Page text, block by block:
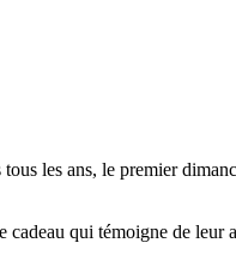
les ans, le premier
qui témoigne de leur